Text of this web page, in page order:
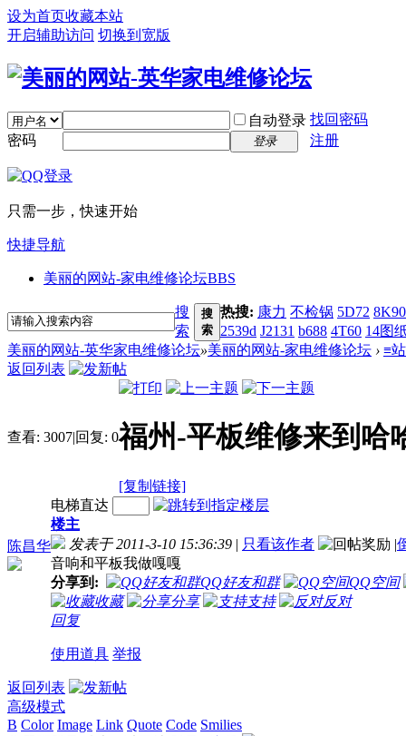
设为首页收藏本站
开启辅助访问 切换到宽版
自动登录 找回密码
密码
登录 注册
只需一步，快速开始
快捷导航
美丽的网站-家电维修论坛BBS
搜
索
搜
索
热搜: 康力 不检锅 5D72 8K90
2539d J2131 b688 4T60 14图
美丽的网站-英华家电维修论坛»美丽的网站-家电维修论坛 › ≡
返回列表
查看: 3007|回复: 0福州-平板维修来到哈
[复制链接]
陈昌华
电梯直达
楼主
发表于 2011-3-10 15:36:39 | 只看该作者 |
音响和平板我做嘎嘎
分享到:
QQ好友和群
QQ空间
收藏
分享 支持
反对
回复
使用道具 举报
返回列表
高级模式
B Color Image Link Quote Code Smilies